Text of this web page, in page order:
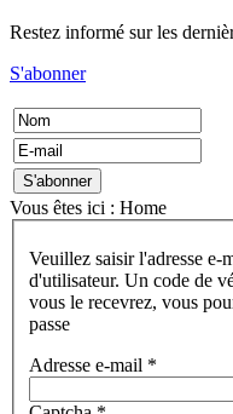
Restez informé sur les
S'abonner
Vous êtes ici : Home
Veuillez saisir l'adresse e-
d'utilisateur. Un code de
vous le recevrez, vous
passe
Adresse e-mail *